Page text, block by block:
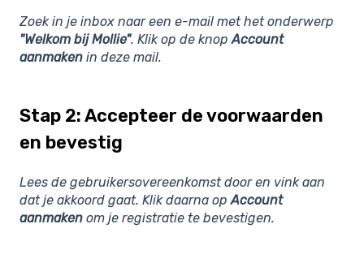
Zoek in je inbox naar een e-mail met het onderwerp
"Welkom bij Mollie". Klik op de knopAccount
aanmaken in deze mail.
Stap 2: Accepteer de voorwaarden
en bevestig
Lees de gebruikersovereenkomst door en vink aan
dat je akkoord gaat. Klik daarna opAccount
aanmaken om je registratie te bevestigen.